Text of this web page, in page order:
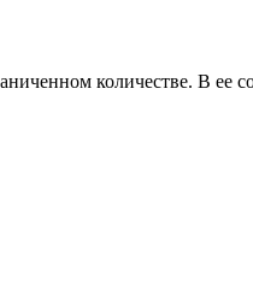
количестве. В ее